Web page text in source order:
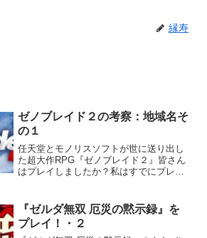
縁寿
ゼノブレイド２の考察：地域名そ
の１
任天堂とモノリスソフトが世に送り出し
た超大作RPG『ゼノブレイド２』皆さん
はプレイしましたか？私はすでにプレイ
ついて、いろいろと考察していきたいと
思います。※警告※この...
『ゼルダ無双 厄災の黙示録』を
プレイ！・２